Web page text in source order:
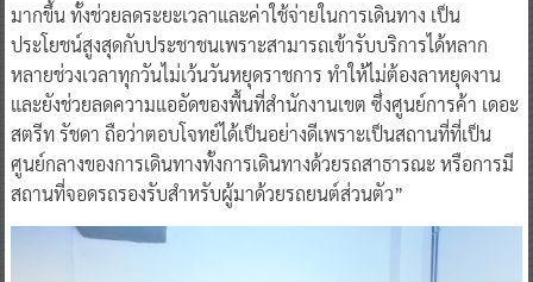
มากขึ้น ทั้งช่วยลดระยะเวลาและค่าใช้จ่ายในการเดินทาง เป็น
ประโยชน์สูงสุดกับประชาชนเพราะสามารถเข้ารับบริการได้หลาก
หลายช่วงเวลาทุกวันไม่เว้นวันหยุดราชการ ทำให้ไม่ต้องลาหยุดงาน
และยังช่วยลดความแออัดของพื้นที่สำนักงานเขต ซึ่งศูนย์การค้า เดอะ
สตรีท รัชดา ถือว่าตอบโจทย์ได้เป็นอย่างดีเพราะเป็นสถานที่ที่เป็น
ศูนย์กลางของการเดินทางทั้งการเดินทางด้วยรถสาธารณะ หรือการมี
สถานที่จอดรถรองรับสำหรับผู้มาด้วยรถยนต์ส่วนตัว”